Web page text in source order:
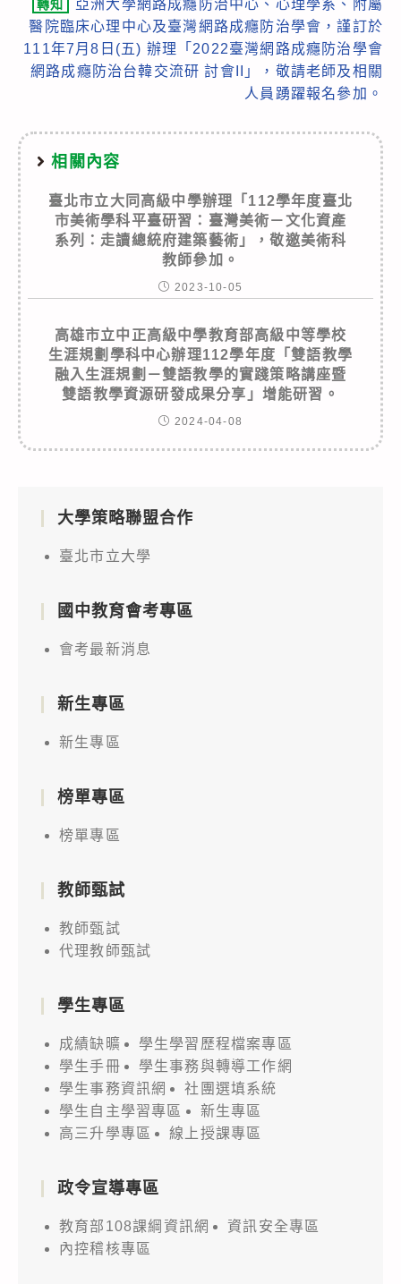
轉知
亞洲大學網路成癮防治中心、心理學系、附屬
醫院臨床心理中心及臺灣網路成癮防治學會，謹訂於
111年7月8日(五) 辦理「2022臺灣網路成癮防治學會
網路成癮防治台韓交流研 討會II」，敬請老師及相關
人員踴躍報名參加。
相關內容
臺北市立大同高級中學辦理「112學年度臺北
市美術學科平臺研習：臺灣美術－文化資產
系列：走讀總統府建築藝術」，敬邀美術科
教師參加。
2023-10-05
高雄市立中正高級中學教育部高級中等學校
生涯規劃學科中心辦理112學年度「雙語教學
融入生涯規劃－雙語教學的實踐策略講座暨
雙語教學資源研發成果分享」增能研習。
2024-04-08
大學策略聯盟合作
臺北市立大學
國中教育會考專區
會考最新消息
新生專區
新生專區
榜單專區
榜單專區
教師甄試
教師甄試
代理教師甄試
學生專區
成績缺曠
學生學習歷程檔案專區
學生手冊
學生事務與轉導工作網
學生事務資訊網
社團選填系統
學生自主學習專區
新生專區
高三升學專區
線上授課專區
政令宣導專區
教育部108課綱資訊網
資訊安全專區
內控稽核專區